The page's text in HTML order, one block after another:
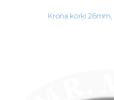
Krona korķi 26mm,